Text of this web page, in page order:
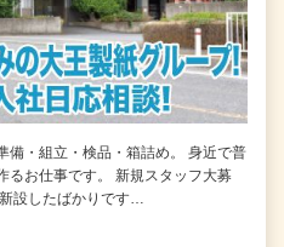
備・組立・検品・箱詰め。 身近で普
るお仕事です。 新規スタッフ大募
設したばかりです…